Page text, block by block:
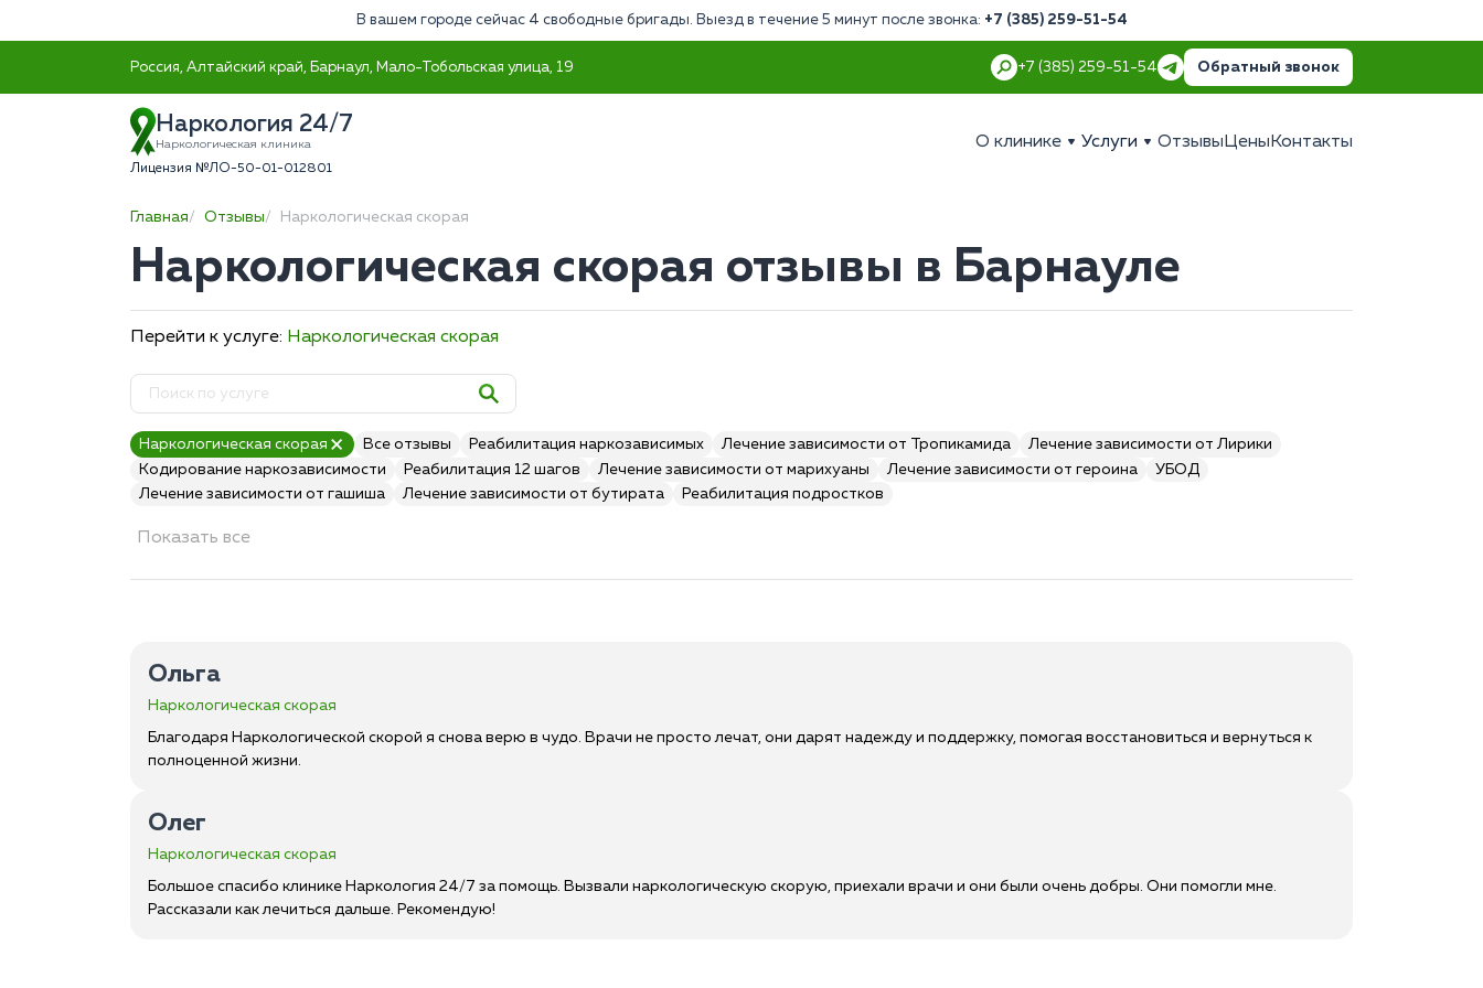
В вашем городе сейчас 4 свободные бригады. Выезд в течение 5 минут после звонка: +7 (385) 259-51-54
Россия, Алтайский край, Барнаул, Мало-Тобольская улица, 19 +7 (385) 259-51-54 Обратный звонок
Наркология 24/7
Наркологическая клиника
Лицензия №ЛО-50-01-012801
О клинике Услуги Отзывы Цены Контакты
Главная Отзывы Наркологическая скорая
Наркологическая скорая отзывы в Барнауле
Перейти к услуге: Наркологическая скорая
Наркологическая скорая Все отзывы Реабилитация наркозависимых Лечение зависимости от Тропикамида
Лечение зависимости от Лирики
Кодирование наркозависимости
Реабилитация 12 шагов Лечение зависимости от марихуаны Лечение зависимости от героина
УБОД
Лечение зависимости от гашиша
Лечение зависимости от бутирата Реабилитация подростков
Показать все
Ольга
Наркологическая скорая
Благодаря Наркологической скорой я снова верю в чудо. Врачи не просто лечат, они дарят надежду и поддержку, помогая восстановиться и вернуться к
полноценной жизни.
Олег
Наркологическая скорая
Большое спасибо клинике Наркология 24/7 за помощь. Вызвали наркологическую скорую, приехали врачи и они были очень добры. Они помогли мне.
Рассказали как лечиться дальше. Рекомендую!